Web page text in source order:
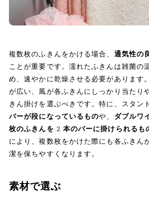
複数枚のふきんをかける場合、 通気性の
ことが重要です。濡れたふきんは雑菌の
め、速やかに乾燥させる必要があります
が広い、風が各ふきんにしっかり当たり
きん掛けを選ぶべきです。特に、スタン
バーが段になっているものや、 ダブルワ
枚のふきんを2本のバーに掛けられるも
により、複数枚をかけた際にも各ふきん
潔を保ちやすくなります。
素材で選ぶ